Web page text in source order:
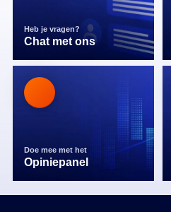
Heb je vragen?
Chat met ons
Doe mee met het
Opiniepanel